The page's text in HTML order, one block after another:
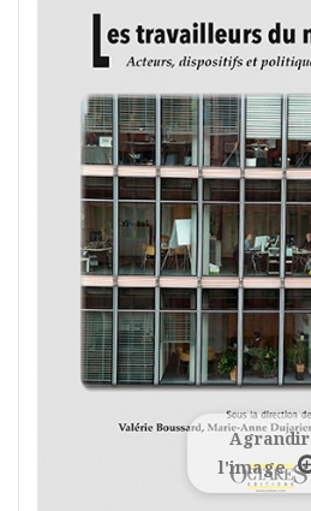
Agrandir
l'image